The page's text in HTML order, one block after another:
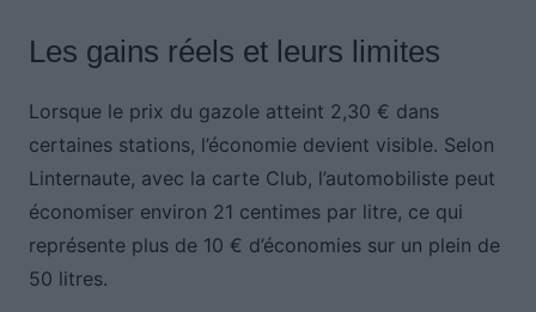
Les gains réels et leurs limites
Lorsque le prix du gazole atteint 2,30 € dans
certaines stations, l’économie devient visible. Selon
Linternaute, avec la carte Club, l’automobiliste peut
économiser environ 21 centimes par litre, ce qui
représente plus de 10 € d’économies sur un plein de
50 litres.